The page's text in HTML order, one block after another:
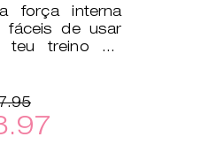
força interna
de usar
treino do